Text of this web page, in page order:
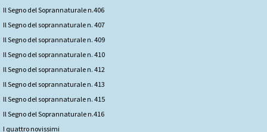
Il Segno del Soprannaturale n.406
Il Segno del soprannaturale n. 407
Il Segno del soprannaturale n. 409
Il Segno del soprannaturale n. 410
Il Segno del soprannaturale n. 412
Il Segno del soprannaturale n. 413
Il Segno del soprannaturale n. 415
Il Segno del Soprannaturale n.416
I quattro novissimi